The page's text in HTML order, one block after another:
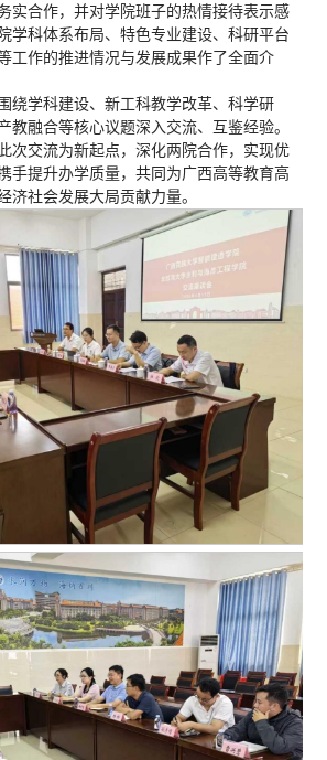
实合作，并对学院班子的热情接待表示感
学科体系布局、特色专业建设、科研平台
工作的推进情况与发展成果作了全面介
绕学科建设、新工科教学改革、科学研
教融合等核心议题深入交流、互鉴经验。
次交流为新起点，深化两院合作，实现优
手提升办学质量，共同为广西高等教育高
济社会发展大局贡献力量。